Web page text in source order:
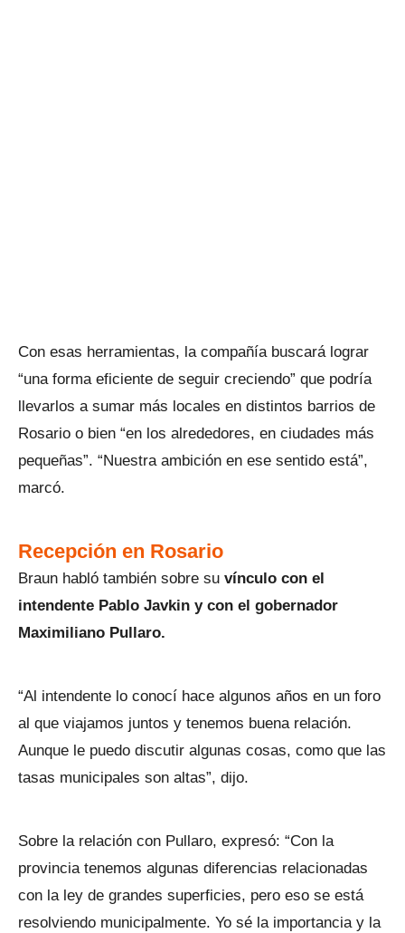
Con esas herramientas, la compañía buscará lograr
“una forma eficiente de seguir creciendo” que podría
llevarlos a sumar más locales en distintos barrios de
Rosario o bien “en los alrededores, en ciudades más
pequeñas”. “Nuestra ambición en ese sentido está”,
marcó.
Recepción en Rosario
Braun habló también sobre su vínculo con el
intendente Pablo Javkin y con el gobernador
Maximiliano Pullaro.
“Al intendente lo conocí hace algunos años en un foro
al que viajamos juntos y tenemos buena relación.
Aunque le puedo discutir algunas cosas, como que las
tasas municipales son altas”, dijo.
Sobre la relación con Pullaro, expresó: “Con la
provincia tenemos algunas diferencias relacionadas
con la ley de grandes superficies, pero eso se está
resolviendo municipalmente. Yo sé la importancia y la